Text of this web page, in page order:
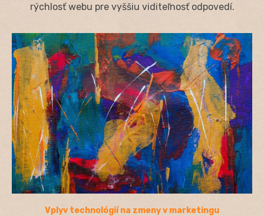
rýchlosť webu pre vyššiu viditeľnosť odpovedí.
Vplyv technológií na zmeny v marketingu